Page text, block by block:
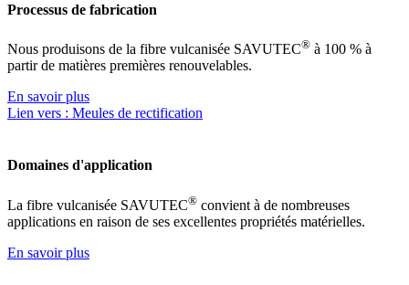
Processus de fabrication
Nous produisons de la fibre vulcanisée SAVUTEC® à 100 % à
partir de matières premières renouvelables.
En savoir plus
Lien vers : Meules de rectification
Domaines d'application
La fibre vulcanisée SAVUTEC® convient à de nombreuses
applications en raison de ses excellentes propriétés matérielles.
En savoir plus